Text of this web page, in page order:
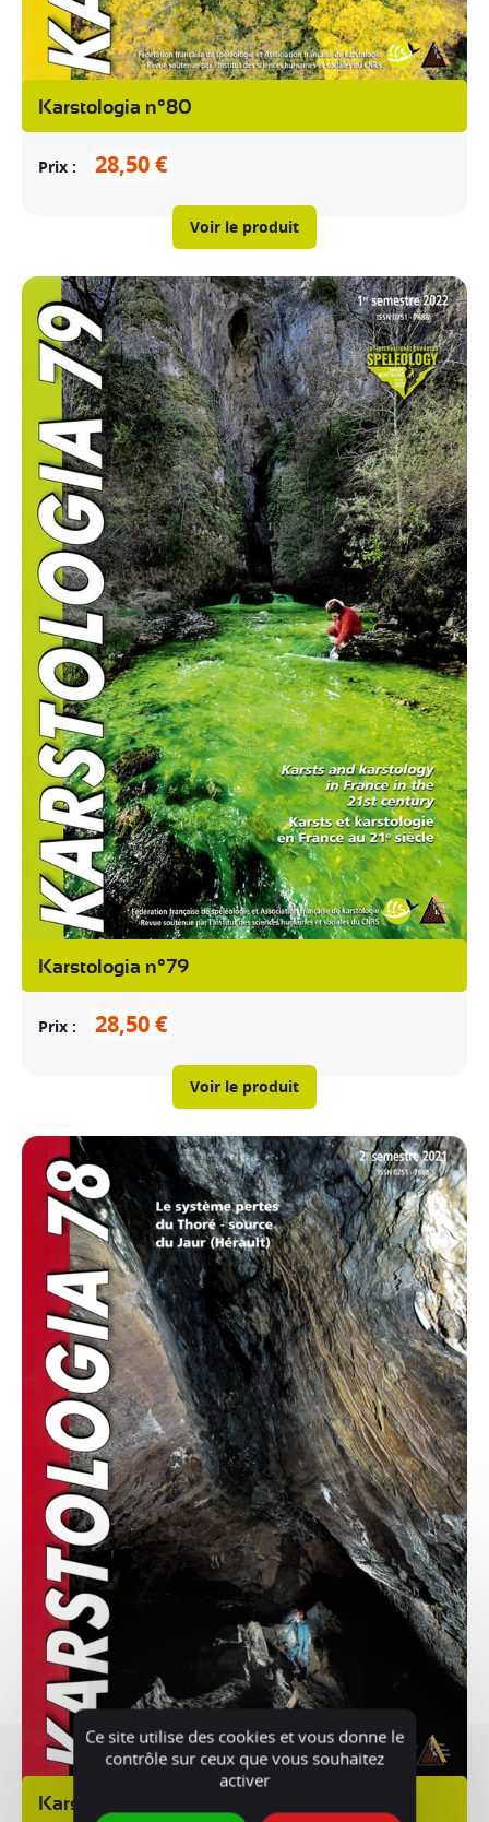
Karstologia n°80
Prix 28,50 €
Voir le produit
Karstologia n°79
Prix 28,50 €
Voir le produit
Karstologia n°78
Ce site utilise des cookies et vous donne le
contrôle sur ceux que vous souhaitez
activer